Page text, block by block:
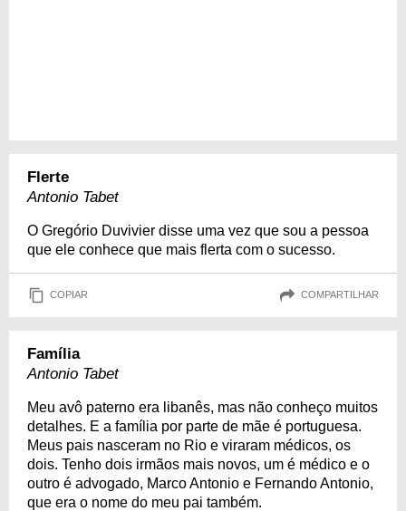
Flerte
Antonio Tabet
O Gregório Duvivier disse uma vez que sou a pessoa
que ele conhece que mais flerta com o sucesso.
COPIAR COMPARTILHAR
Família
Antonio Tabet
Meu avô paterno era libanês, mas não conheço muitos
detalhes. E a família por parte de mãe é portuguesa.
Meus pais nasceram no Rio e viraram médicos, os
dois. Tenho dois irmãos mais novos, um é médico e o
outro é advogado, Marco Antonio e Fernando Antonio,
que era o nome do meu pai também.